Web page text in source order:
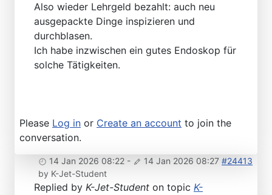
Also wieder Lehrgeld bezahlt: auch neu
ausgepackte Dinge inspizieren und
durchblasen.
Ich habe inzwischen ein gutes Endoskop für
solche Tätigkeiten.
Please Log in or Create an account to join the
conversation.
14 Jan 2026 08:22 - 14 Jan 2026 08:27 #24413
by K-Jet-Student
Replied by K-Jet-Student on topic K-